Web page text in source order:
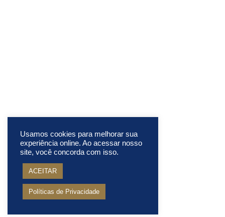
Usamos cookies para melhorar sua
experiência online. Ao acessar nosso
site, você concorda com isso.
ACEITAR
Políticas de Privacidade